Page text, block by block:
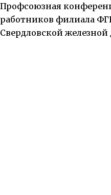
Профсоюзная
работников филиала
Свердловской железной